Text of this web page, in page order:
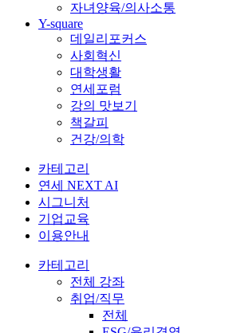
자녀양육/의사소통
Y-square
데일리포커스
사회혁신
대학생활
연세포럼
강의 맛보기
책갈피
건강/의학
카테고리
연세 NEXT AI
시그니처
기업교육
이용안내
카테고리
전체 강좌
취업/직무
전체